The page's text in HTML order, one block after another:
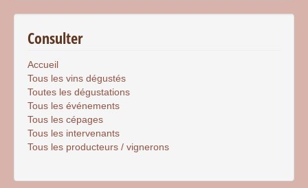
Consulter
Accueil
Tous les vins dégustés
Toutes les dégustations
Tous les événements
Tous les cépages
Tous les intervenants
Tous les producteurs / vignerons